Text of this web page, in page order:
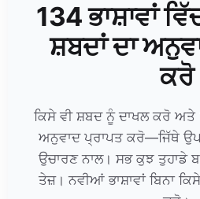
134 ਭਾਸ਼ਾਵਾਂ
ਸ਼ਬਦਾਂ ਦਾ
ਕਰੋ
ਕਿਸੇ ਵੀ ਸ਼ਬਦ ਨੂੰ ਦਾਖਲ ਕਰੋ ਅਤੇ
ਅਨੁਵਾਦ ਪ੍ਰਾਪਤ ਕਰੋ—ਜਿੱਥੇ
ਉਚਾਰਣ ਨਾਲ। ਸਭ ਕੁਝ ਤੁਹਾਡੇ
ਤੇਜ਼। ਨਵੀਆਂ ਭਾਸ਼ਾਵਾਂ ਬਿਨਾ